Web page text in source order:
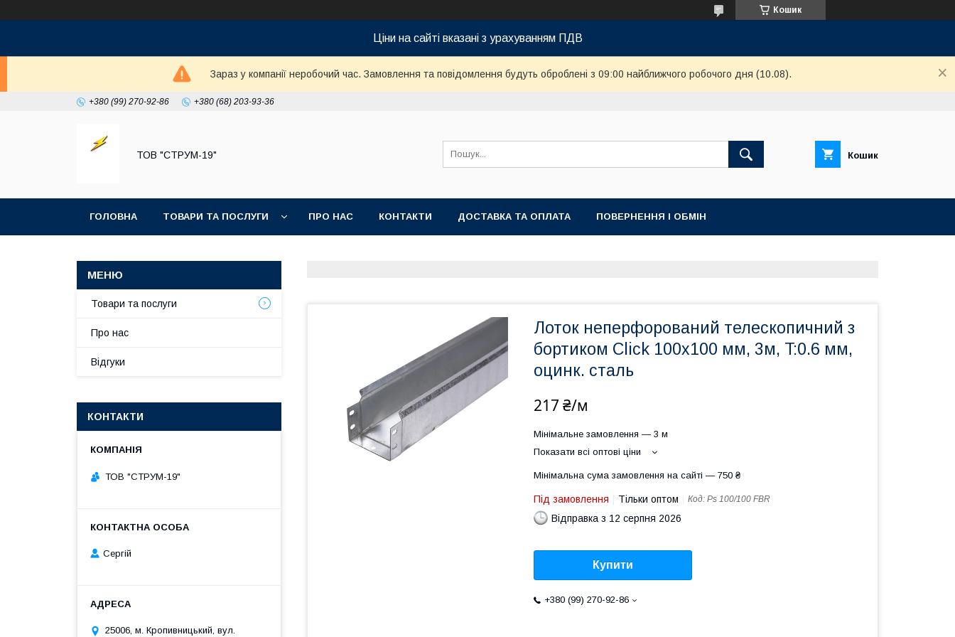
Кошик
Ціни на сайті вказані з урахуванням ПДВ
Зараз у компанії неробочий час. Замовлення та повідомлення будуть оброблені з 09:00 найближчого робочого дня (10.08).
+380 (99) 270-92-86 +380 (68) 203-93-36
ТОВ "СТРУМ-19" Кошик
ГОЛОВНА ТОВАРИ ТА ПОСЛУГИ ПРО НАС КОНТАКТИ ДОСТАВКА ТА ОПЛАТА ПОВЕРНЕННЯ І ОБМІН
Лоток неперфорований телескопичний з
бортиком Click 100х100 мм, 3м, T:0.6 мм,
оцинк. сталь
217 ₴/м
Мінімальне замовлення — 3 м
Показати всі оптові ціни
Мінімальна сума замовлення на сайті — 750 ₴
Під замовлення Тільки оптом Код: Ps 100/100 FBR
Відправка з 12 серпня 2026
Купити
+380 (99) 270-92-86
Товари та послуги
Про нас
Відгуки
КОНТАКТИ
ТОВ "СТРУМ-19"
Сергій
25006, м. Кропивницький, вул.